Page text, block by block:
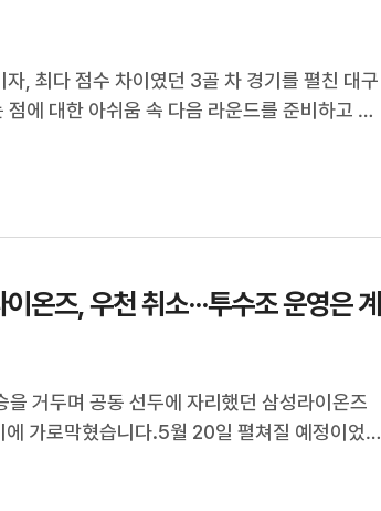
, 최다 점수 차이였던 3골 차 경기를 펼친 대구
에 대한 아쉬움 속 다음 라운드를 준비하고 있
라운드에서 대구는 전반 데커스의 선취 골과
온즈, 우천 취소···투수조 운영은 계
을 거두며 공동 선두에 자리했던 삼성라이온즈
에 가로막혔습니다.5월 20일 펼쳐질 예정이었
결국 우천 취소됐습니다.19일 펼쳐진 KT와의